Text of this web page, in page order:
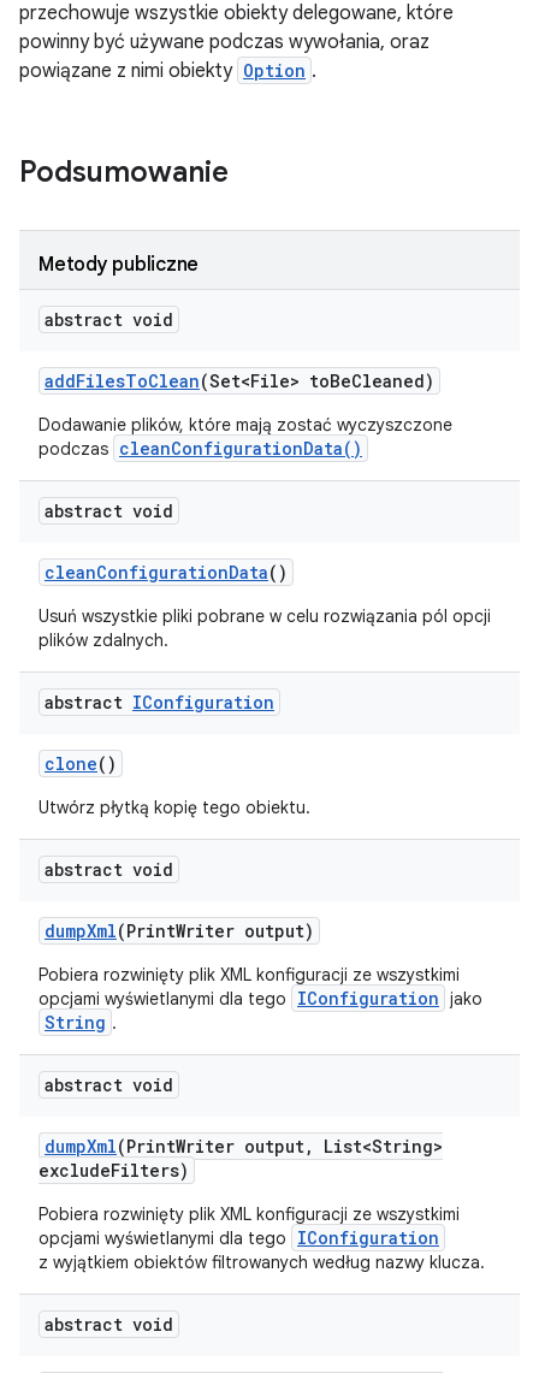
przechowuje wszystkie obiekty delegowane, które
powinny być używane podczas wywołania, oraz
powiązane z nimi obiekty Option .
Podsumowanie
Metody publiczne
abstract void
addFilesToClean(Set<File> toBeCleaned)
Dodawanie plików, które mają zostać wyczyszczone
podczas cleanConfigurationData()
abstract void
cleanConfigurationData()
Usuń wszystkie pliki pobrane w celu rozwiązania pól opcji
plików zdalnych.
abstract IConfiguration
clone()
Utwórz płytką kopię tego obiektu.
abstract void
dumpXml(PrintWriter output)
Pobiera rozwinięty plik XML konfiguracji ze wszystkimi
opcjami wyświetlanymi dla tego
IConfiguration jako
String .
abstract void
dumpXml(PrintWriter output,
List<String>
excludeFilters)
Pobiera rozwinięty plik XML konfiguracji ze wszystkimi
opcjami wyświetlanymi dla tego
IConfiguration
z wyjątkiem obiektów filtrowanych według nazwy klucza.
abstract void